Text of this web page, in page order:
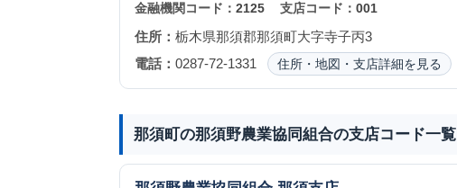
金融機関コード： 2125 支店コード： 001
住所： 栃木県那須郡那須町大字寺子丙3
電話： 0287-72-1331 住所・地図・支店詳細を見る
那須町の那須野農業協同組合の支店コード一覧